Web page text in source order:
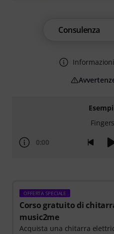
0:00
OFFERTA SPECIALE
Corso gratuito di
music2me
Acquista una chitarra
Consulenza